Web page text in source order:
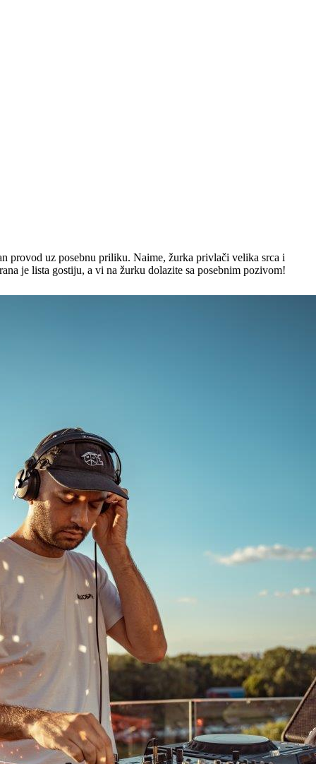
provod uz posebnu priliku. Naime, žurka privlači velika srca i
je lista gostiju, a vi na žurku dolazite sa posebnim pozivom!